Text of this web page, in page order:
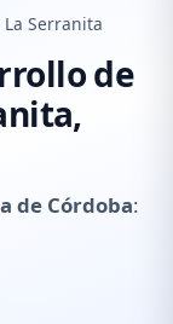
Serranita
de
de Córdoba: